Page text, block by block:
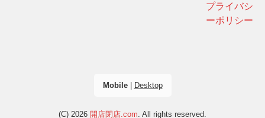
プライバシ
ーポリシー
Mobile| Desktop
(C) 2026 開店閉店.com . All rights reserved.